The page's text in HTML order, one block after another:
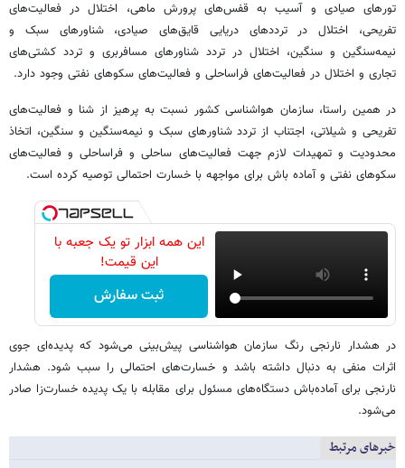
تورهای صیادی و آسیب به قفس‌های پرورش ماهی، اختلال در فعالیت‌های
تفریحی، اختلال در ترددهای دریایی قایق‌های صیادی، شناورهای سبک و
نیمه‌سنگین و سنگین، اختلال در تردد شناورهای مسافربری و تردد کشتی‌های
تجاری و اختلال در فعالیت‌های فراساحلی و فعالیت‌های سکوهای نفتی وجود دارد.
در همین راستا، سازمان هواشناسی کشور نسبت به پرهیز از شنا و فعالیت‌های
تفریحی و شیلاتی، اجتناب از تردد شناورهای سبک و نیمه‌سنگین و سنگین، اتخاذ
محدودیت و تمهیدات لازم جهت فعالیت‌های ساحلی و فراساحلی و فعالیت‌های
سکوهای نفتی و آماده باش برای مواجهه با خسارت احتمالی توصیه کرده است.
این همه ابزار تو یک جعبه با
این قیمت!
ثبت سفارش
در هشدار نارنجی ‌رنگ سازمان هواشناسی پیش‌بینی می‌شود که پدیده‌ای جوی
اثرات منفی به دنبال داشته باشد و خسارت‌های احتمالی را سبب شود. هشدار
نارنجی برای آماده‌باش دستگاه‌های مسئول برای مقابله با یک پدیده خسارت‌زا صادر
می‌شود.
خبرهای مرتبط